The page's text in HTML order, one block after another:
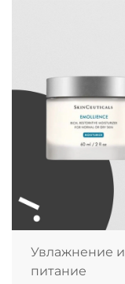
Увлажнение и
питание